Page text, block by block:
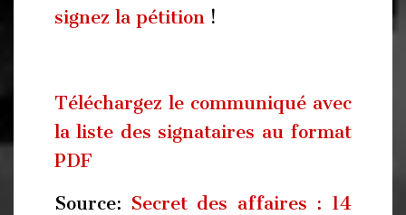
signez la pétition !
Téléchargez le communiqué avec
la liste des signataires au format
PDF
Source: Secret des affaires : 14